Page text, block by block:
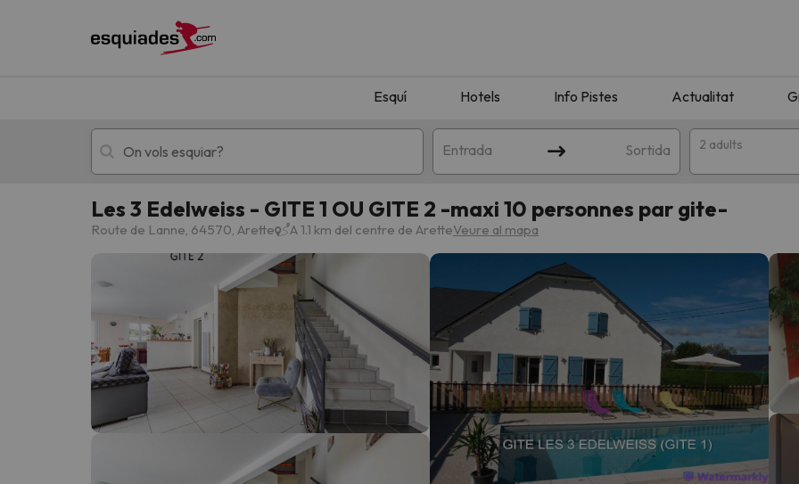
Esquí Hotels Info Pistes Actualitat
Entrada Sortida 2 adults
Esquí Escapades
!Vaja! No hem trobat resultats que coincideixin amb la teva cerca. Intenteu modificar la destinació.
Vaja! Sembla que el nostre cercador ha perdut el nord. Quan trobi la seva brúixola torna.
Les 3 Edelweiss - GITE 1 OU GITE 2 -maxi 10 personnes par gite-
Route de Lanne, 64570, Arette A 1.1 km del centre de AretteVeure al mapa